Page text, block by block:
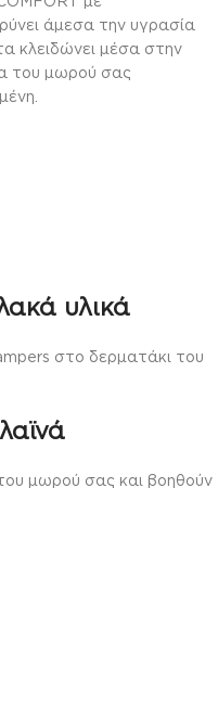
άμεσα την υγρασία
κλειδώνει μέσα στην
του μωρού σας
υλικά
στο δερματάκι του
μωρού σας και βοηθούν